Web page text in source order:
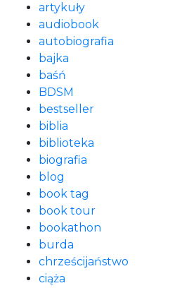
artykuły
audiobook
autobiografia
bajka
baśń
BDSM
bestseller
biblia
biblioteka
biografia
blog
book tag
book tour
bookathon
burda
chrześcijaństwo
ciąża